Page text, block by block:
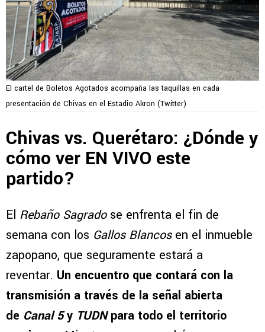
El cartel de Boletos Agotados acompaña las taquillas en cada
presentación de Chivas en el Estadio Akron (Twitter)
Chivas vs. Querétaro: ¿Dónde y
cómo ver EN VIVO este
partido?
El Rebaño Sagradose enfrenta el fin de
semana con los Gallos Blancosen el inmueble
zapopano, que seguramente estará a
reventar. Un encuentro que contará con la
transmisión a través de la señal abierta
de Canal 5y TUDNpara todo el territorio